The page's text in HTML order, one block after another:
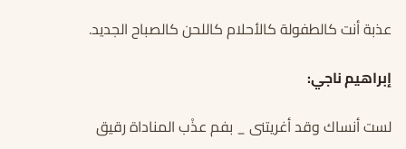
عذبة أنت كالطفولة كالأحلام كاللحن كالصباح الجديد.
إبراهيم ناجي:
لست أنساك وقد أغريتنى _ بفم عذْب المناداة رقيق